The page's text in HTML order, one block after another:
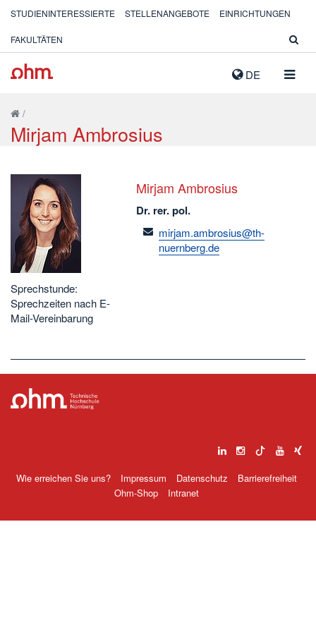
DE
STUDIENINTERESSIERTE STELLENANGEBOTE EINRICHTUNGEN
FAKULTÄTEN
/
Mirjam Ambrosius
Sprechstunde:
Sprechzeiten nach E-
Mail-Vereinbarung
Mirjam Ambrosius
Dr. rer. pol.
email
mirjam.ambrosius@th-
nuernberg.de
Wie erreichen Sie uns? Impressum Datenschutz
Barrierefreiheit
Ohm-Shop
Intranet